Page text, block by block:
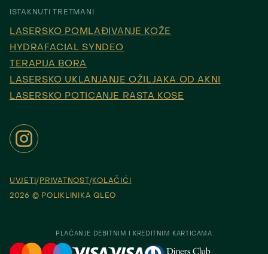
ISTAKNUTI TRETMANI
LASERSKO POMLAĐIVANJE KOŽE
HYDRAFACIAL SYNDEO
TERAPIJA BORA
LASERSKO UKLANJANJE OŽILJAKA OD AKNI
LASERSKO POTICANJE RASTA KOSE
UVJETI PRIVATNOST KOLAČIĆI
2026 © POLIKLINIKA QLEO
PLAĆANJE DEBITNIM I KREDITNIM KARTICAMA